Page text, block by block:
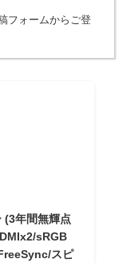
フォームからご登
(3年間無輝点
sRGB
スピ